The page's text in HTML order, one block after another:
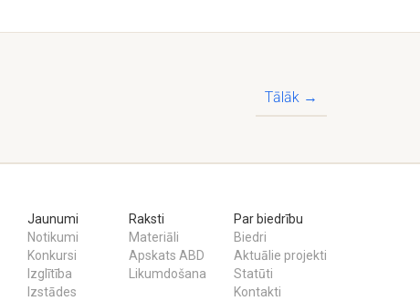
Tālāk →
Jaunumi
Notikumi
Konkursi
Izglītība
Izstādes
Raksti
Materiāli
Apskats ABD
Likumdošana
Par biedrību
Biedri
Aktuālie projekti
Statūti
Kontakti